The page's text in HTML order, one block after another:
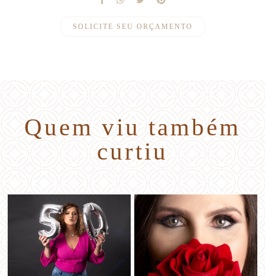
SOLICITE SEU ORÇAMENTO
Quem viu também
curtiu